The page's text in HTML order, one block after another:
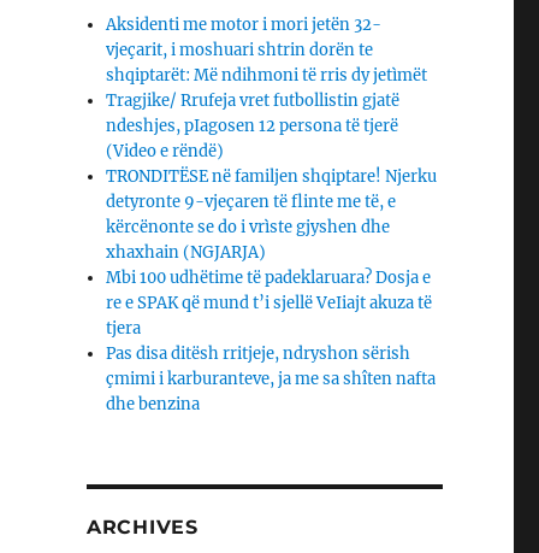
Aksidenti me motor i mori jetën 32-
vjeçarit, i moshuari shtrin dorën te
shqiptarët: Më ndihmoni të rris dy jetìmët
Tragjike/ Rrufeja vret futbollistin gjatë
ndeshjes, pIagosen 12 persona të tjerë
(Video e rëndë)
TRONDITËSE në familjen shqiptare! Njerku
detyronte 9-vjeçaren të flinte me të, e
kërcënonte se do i vrìste gjyshen dhe
xhaxhain (NGJARJA)
Mbi 100 udhëtime të padeklaruara? Dosja e
re e SPAK që mund t’i sjellë VeIiajt akuza të
tjera
Pas disa ditësh rritjeje, ndryshon sërish
çmimi i karburanteve, ja me sa shîten nafta
dhe benzina
ARCHIVES